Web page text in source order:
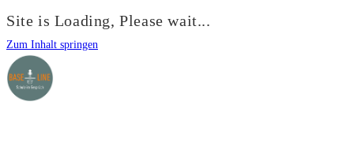
Site is Loading, Please wait...
Zum Inhalt springen